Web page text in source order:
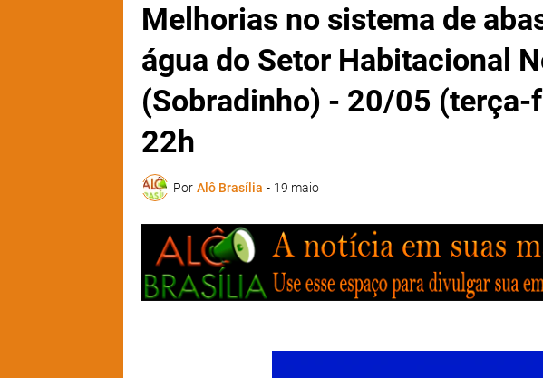
Melhorias no sistema de
água do Setor Habitacional
(Sobradinho) - 20/05 (terça-
22h
Por Alô Brasília - 19 maio